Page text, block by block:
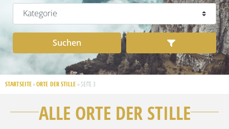
Kategorie
Suchen Advanced
STARTSEITE » ORTE DER STILLE » SEITE 3
ALLE ORTE DER STILLE